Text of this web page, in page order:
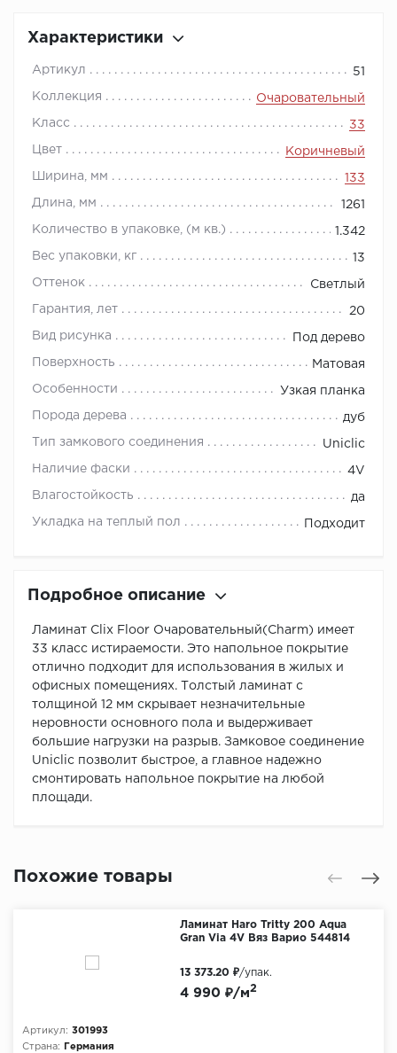
Характеристики
Артикул 51
Коллекция Очаровательный
Класс 33
Цвет Коричневый
Ширина, мм 133
Длина, мм 1261
Количество в упаковке, (м кв.) 1.342
Вес упаковки, кг 13
Оттенок Светлый
Гарантия, лет 20
Вид рисунка Под дерево
Поверхность Матовая
Особенности Узкая планка
Порода дерева дуб
Тип замкового соединения Uniclic
Наличие фаски 4V
Влагостойкость да
Укладка на теплый пол Подходит
Подробное описание
Ламинат Clix Floor Очаровательный(Charm) имеет
33 класс истираемости. Это напольное покрытие
отлично подходит для использования в жилых и
офисных помещениях. Толстый ламинат с
толщиной 12 мм скрывает незначительные
неровности основного пола и выдерживает
большие нагрузки на разрыв. Замковое соединение
Uniclic позволит быстрое, а главное надежно
смонтировать напольное покрытие на любой
площади.
Похожие товары
Ламинат Haro Tritty 200 Aqua
Gran Via 4V Вяз Варио 544814
Артикул: 301993
Страна:
Германия
4 990 ₽/м2
13 373.20 ₽/упак.